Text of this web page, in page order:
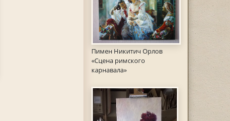
Пимен Никитич Орлов
«Сцена римского
карнавала»